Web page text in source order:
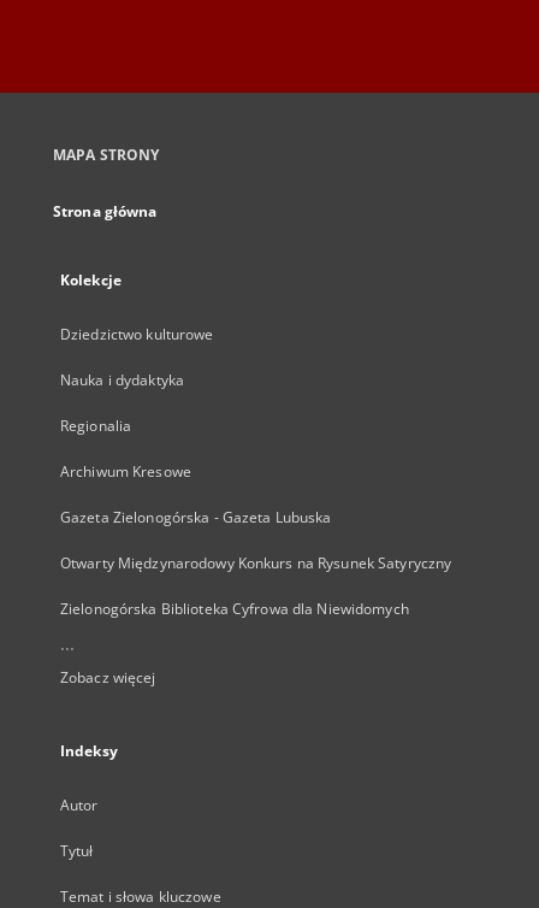
MAPA STRONY
Strona główna
Kolekcje
Dziedzictwo kulturowe
Nauka i dydaktyka
Regionalia
Archiwum Kresowe
Gazeta Zielonogórska - Gazeta Lubuska
Otwarty Międzynarodowy Konkurs na Rysunek Satyryczny
Zielonogórska Biblioteka Cyfrowa dla Niewidomych
...
Zobacz więcej
Indeksy
Autor
Tytuł
Temat i słowa kluczowe